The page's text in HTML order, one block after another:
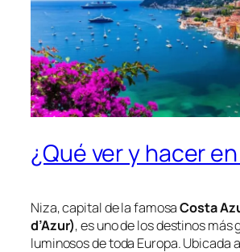
¿Qué ver y hacer
Niza, capital de la famosaCosta
d’Azur), es uno de los destinos más
luminosos de toda Europa. Ubicada